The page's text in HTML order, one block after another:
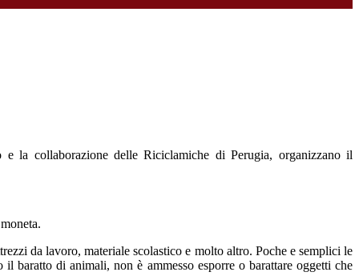
la collaborazione delle Riciclamiche di Perugia, organizzano il
da lavoro, materiale scolastico e molto altro. Poche e semplici le
baratto di animali, non è ammesso esporre o barattare oggetti che